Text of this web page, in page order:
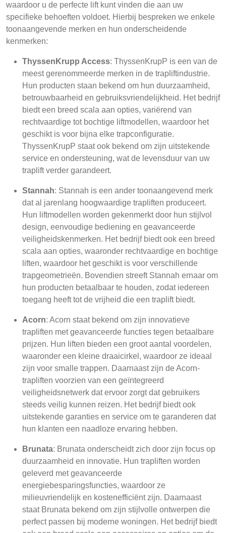
waardoor u de perfecte lift kunt vinden die aan uw
specifieke behoeften voldoet. Hierbij bespreken we enkele
toonaangevende merken en hun onderscheidende
kenmerken:
ThyssenKrupp Access: ThyssenKrupP is een van de
meest gerenommeerde merken in de trapliftindustrie.
Hun producten staan bekend om hun duurzaamheid,
betrouwbaarheid en gebruiksvriendelijkheid. Het bedrijf
biedt een breed scala aan opties, variërend van
rechtvaardige tot bochtige liftmodellen, waardoor het
geschikt is voor bijna elke trapconfiguratie.
ThyssenKrupP staat ook bekend om zijn uitstekende
service en ondersteuning, wat de levensduur van uw
traplift verder garandeert.
Stannah: Stannah is een ander toonaangevend merk
dat al jarenlang hoogwaardige trapliften produceert.
Hun liftmodellen worden gekenmerkt door hun stijlvol
design, eenvoudige bediening en geavanceerde
veiligheidskenmerken. Het bedrijf biedt ook een breed
scala aan opties, waaronder rechtvaardige en bochtige
liften, waardoor het geschikt is voor verschillende
trapgeometrieën. Bovendien streeft Stannah ernaar om
hun producten betaalbaar te houden, zodat iedereen
toegang heeft tot de vrijheid die een traplift biedt.
Acorn: Acorn staat bekend om zijn innovatieve
trapliften met geavanceerde functies tegen betaalbare
prijzen. Hun liften bieden een groot aantal voordelen,
waaronder een kleine draaicirkel, waardoor ze ideaal
zijn voor smalle trappen. Daarnaast zijn de Acorn-
trapliften voorzien van een geïntegreerd
veiligheidsnetwerk dat ervoor zorgt dat gebruikers
steeds veilig kunnen reizen. Het bedrijf biedt ook
uitstekende garanties en service om te garanderen dat
hun klanten een naadloze ervaring hebben.
Brunata: Brunata onderscheidt zich door zijn focus op
duurzaamheid en innovatie. Hun trapliften worden
geleverd met geavanceerde
energiebesparingsfuncties, waardoor ze
milieuvriendelijk en kostenefficiënt zijn. Daarnaast
staat Brunata bekend om zijn stijlvolle ontwerpen die
perfect passen bij moderne woningen. Het bedrijf biedt